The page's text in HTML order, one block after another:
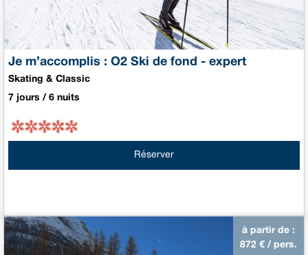
Je m’accomplis : O2 Ski de fond - expert
Skating & Classic
7 jours / 6 nuits
Réserver
à partir de :
872 € / pers.